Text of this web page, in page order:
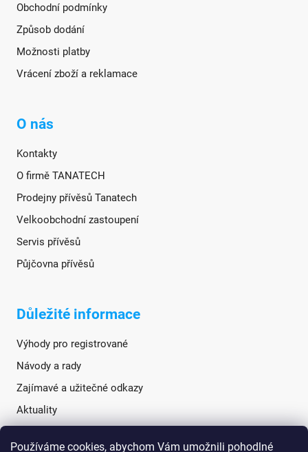
Používáme cookies, abychom Vám umožnili pohodlné
Obchodní podmínky
Způsob dodání
Možnosti platby
Vrácení zboží a reklamace
O nás
Kontakty
O firmě TANATECH
Prodejny přívěsů Tanatech
Velkoobchodní zastoupení
Servis přívěsů
Půjčovna přívěsů
Důležité informace
Výhody pro registrované
Návody a rady
Zajímavé a užitečné odkazy
Aktuality